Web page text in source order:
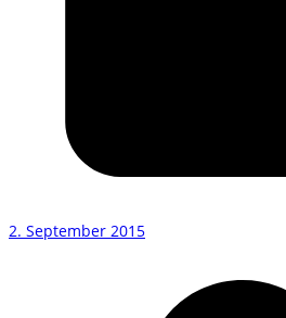
2. September 2015